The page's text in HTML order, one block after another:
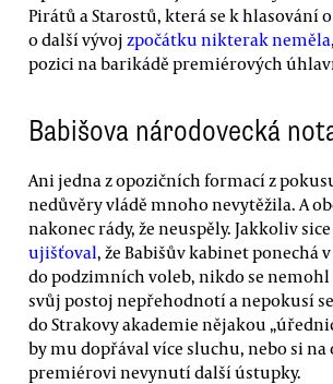
Pirátů a Starostů, která se k hlasování
o další vývoj zpočátku nikterak neměla
pozici na barikádě premiérových
Babišova národovecká
Ani jedna z opozičních formací z
nedůvěry vládě mnoho nevytěžila. A
nakonec rády, že neuspěly. Jakkoliv sice
ujišťoval, že Babišův kabinet ponechá
do podzimních voleb, nikdo se nemohl
svůj postoj nepřehodnotí a nepokusí
do Strakovy akademie nějakou
by mu dopřával více sluchu, nebo si na
premiérovi nevynutí další ústupky.